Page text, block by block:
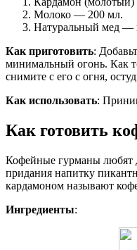
Молоко — 200 мл.
Натуральный мед —
Как приготовить:
минимальный огонь. Как
снимите с его с огня,
Как использовать:
Как готовить
Кофейные гурманы любят
придания напитку
кардамоном называют
Ингредиенты: